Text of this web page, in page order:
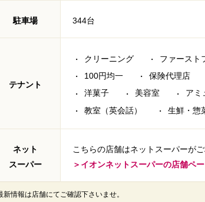
駐車場 344台
テナント
クリーニング ファースト
100円均一
保険代理店
洋菓子
美容室 アミ
教室（英会話）
生鮮・惣
ネット
スーパー
こちらの店舗はネットスーパーがご
＞イオンネットスーパーの店舗ペ
情報は店舗にてご確認下さいませ。